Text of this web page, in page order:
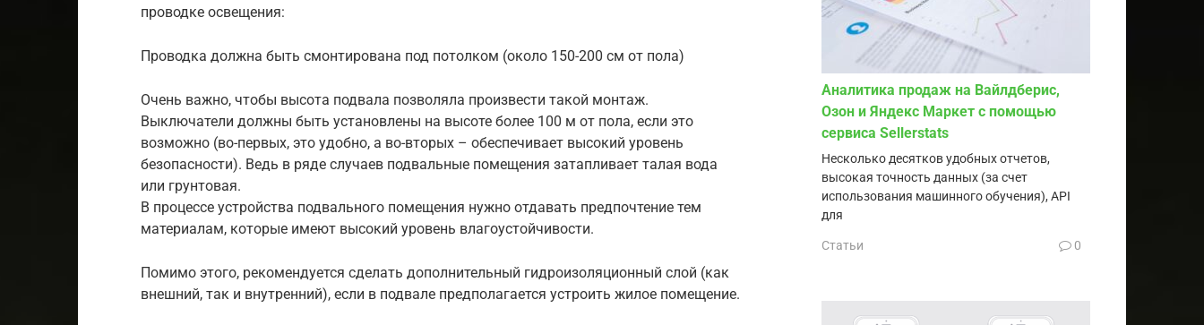
проводке освещения:
Проводка должна быть смонтирована под потолком (около 150-200 см от пола)
Очень важно, чтобы высота подвала позволяла произвести такой монтаж.
Выключатели должны быть установлены на высоте более 100 м от пола, если это
возможно (во-первых, это удобно, а во-вторых – обеспечивает высокий уровень
безопасности). Ведь в ряде случаев подвальные помещения затапливает талая вода
или грунтовая.
В процессе устройства подвального помещения нужно отдавать предпочтение тем
материалам, которые имеют высокий уровень влагоустойчивости.
Помимо этого, рекомендуется сделать дополнительный гидроизоляционный слой (как
внешний, так и внутренний), если в подвале предполагается устроить жилое помещение.
Аналитика продаж на Вайлдберис,
Озон и Яндекс Маркет с помощью
сервиса Sellerstats
Несколько десятков удобных отчетов,
высокая точность данных (за счет
использования машинного обучения), API
для
Статьи 0